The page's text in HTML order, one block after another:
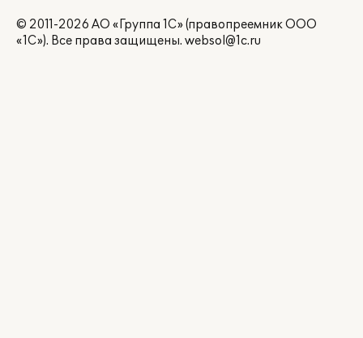
© 2011-2026 АО «Группа 1С» (правопреемник ООО
«1С»). Все права защищены. websol@1c.ru